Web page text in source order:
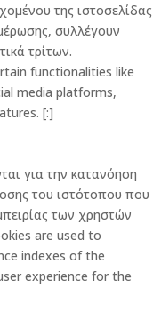
της ιστοσελίδας
συλλέγουν
τρίτων.
functionalities like
media platforms,
[:]
για την κατανόηση
του ιστότοπου που
των χρηστών
are used to
indexes of the
experience for the